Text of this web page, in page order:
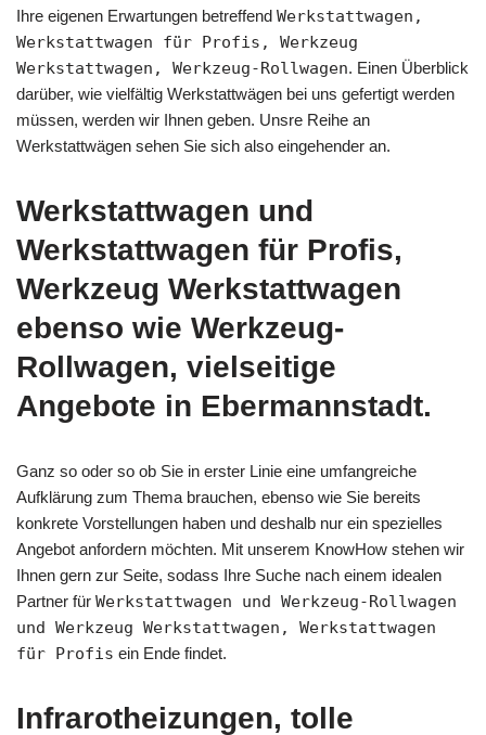
Ihre eigenen Erwartungen betreffend Werkstattwagen,
Werkstattwagen für Profis, Werkzeug
Werkstattwagen, Werkzeug-Rollwagen. Einen Überblick
darüber, wie vielfältig Werkstattwägen bei uns gefertigt werden
müssen, werden wir Ihnen geben. Unsre Reihe an
Werkstattwägen sehen Sie sich also eingehender an.
Werkstattwagen und
Werkstattwagen für Profis,
Werkzeug Werkstattwagen
ebenso wie Werkzeug-
Rollwagen, vielseitige
Angebote in Ebermannstadt.
Ganz so oder so ob Sie in erster Linie eine umfangreiche
Aufklärung zum Thema brauchen, ebenso wie Sie bereits
konkrete Vorstellungen haben und deshalb nur ein spezielles
Angebot anfordern möchten. Mit unserem KnowHow stehen wir
Ihnen gern zur Seite, sodass Ihre Suche nach einem idealen
Partner für Werkstattwagen und Werkzeug-Rollwagen
und Werkzeug Werkstattwagen, Werkstattwagen
für Profis ein Ende findet.
Infrarotheizungen, tolle